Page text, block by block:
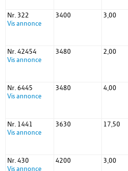
Nr. 322
Vis annonce
3400 3,00
Nr. 42454
Vis annonce
3480 2,00
Nr. 6445
Vis annonce
3480 4,00
Nr. 1441
Vis annonce
3630 17,50
Nr. 430
Vis annonce
4200 3,00